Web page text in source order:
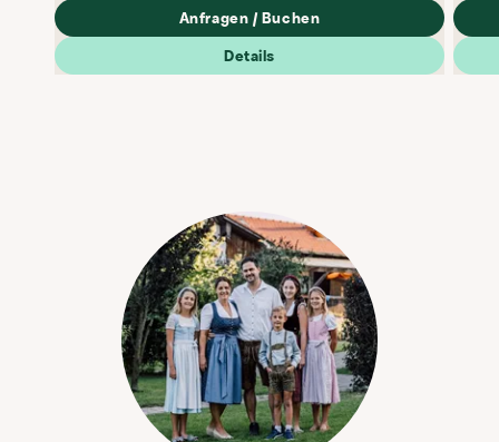
Anfragen / Buchen
Details